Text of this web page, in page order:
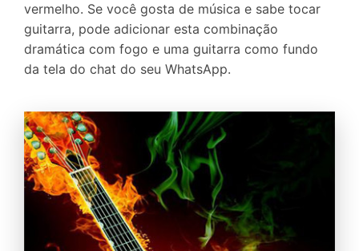
vermelho. Se você gosta de música e sabe tocar
guitarra, pode adicionar esta combinação
dramática com fogo e uma guitarra como fundo
da tela do chat do seu WhatsApp.